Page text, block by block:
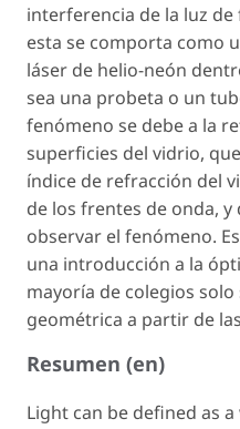
interferencia de la luz
esta se comporta como
láser de helio-neón
sea una probeta o un
fenómeno se debe a la
superficies del vidrio,
índice de refracción del
de los frentes de onda,
observar el fenómeno.
una introducción a la
mayoría de colegios solo
geométrica a partir de
Resumen (en)
Light can be defined as